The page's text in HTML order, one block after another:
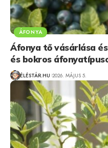
ÁFONYA
Áfonya tő vásárlása
és bokros
ÉLÉSTÁR.HU 2026. MÁJUS 5.